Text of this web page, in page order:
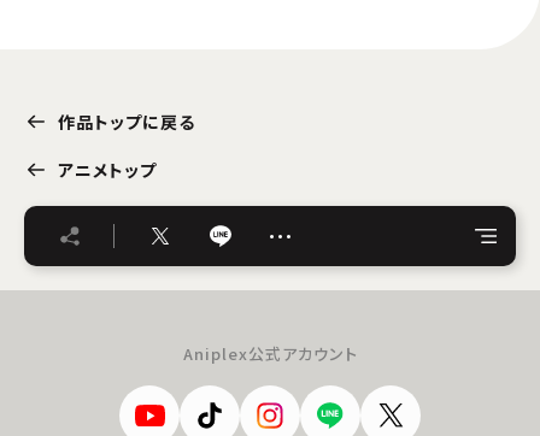
作品トップに戻る
アニメトップ
…
Aniplex公式アカウント